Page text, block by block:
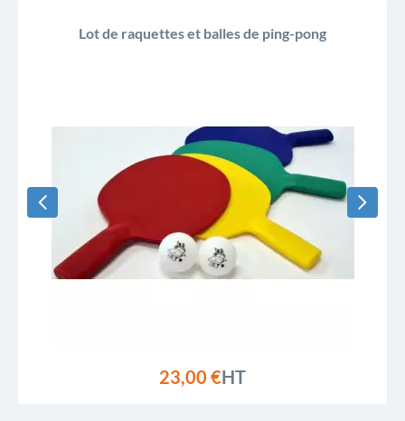
Lot de raquettes et balles de ping-pong
23,00 €HT